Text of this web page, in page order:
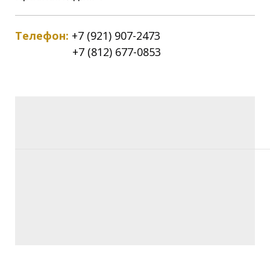
Телефон: +7 (921) 907-2473
+7 (812) 677-0853